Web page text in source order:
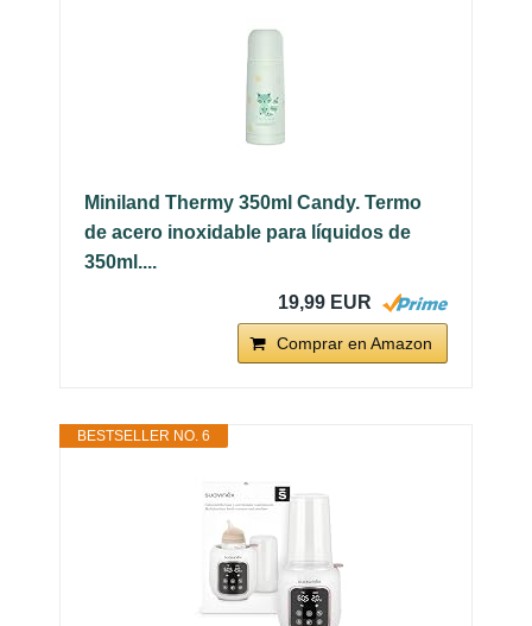
Miniland Thermy 350ml Candy. Termo
de acero inoxidable para líquidos de
350ml....
19,99 EUR
Comprar en Amazon
BESTSELLER NO. 6